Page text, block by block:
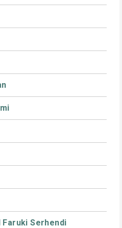
Faruki Serhendi